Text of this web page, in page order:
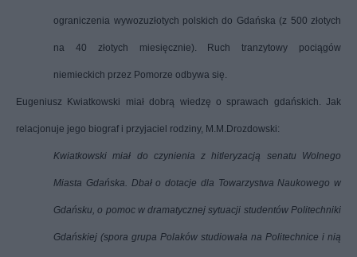
ograniczenia wywozuzłotych polskich do Gdańska (z 500 złotych
na 40 złotych miesięcznie). Ruch tranzytowy pociągów
niemieckich przez Pomorze odbywa się.
Eugeniusz Kwiatkowski miał dobrą wiedzę o sprawach gdańskich. Jak
relacjonuje jego biograf i przyjaciel rodziny, M.M.Drozdowski:
Kwiatkowski miał do czynienia z hitleryzacją senatu Wolnego
Miasta Gdańska. Dbał o dotacje dla Towarzystwa Naukowego w
Gdańsku, o pomoc w dramatycznej sytuacji studentów Politechniki
Gdańskiej (spora grupa Polaków studiowała na Politechnice i nią